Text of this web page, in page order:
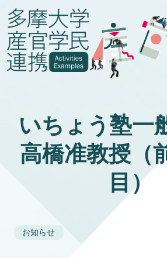
いちょう塾一
高橋准教授（
目）
お知らせ